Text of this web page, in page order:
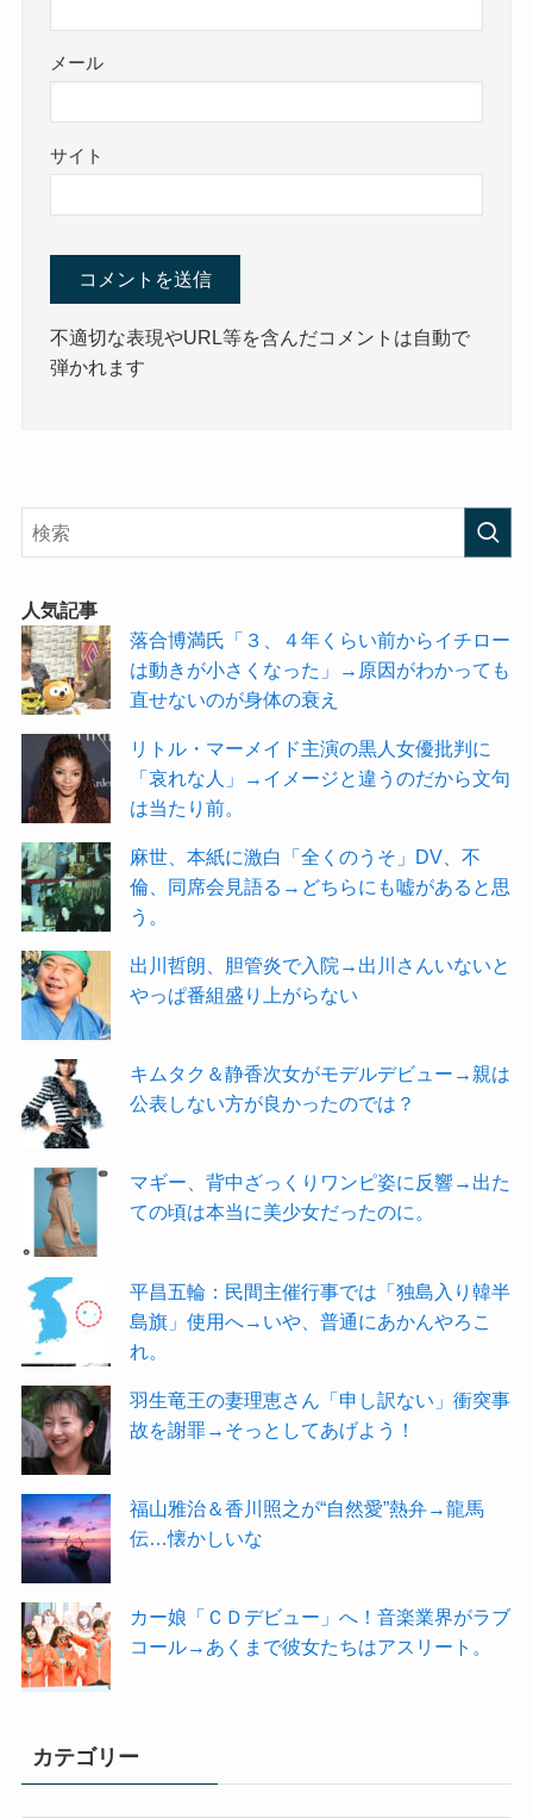
メール
サイト
不適切な表現やURL等を含んだコメントは自動で
弾かれます
人気記事
落合博満氏「３、４年くらい前からイチロー
は動きが小さくなった」→原因がわかっても
直せないのが身体の衰え
リトル・マーメイド主演の黒人女優批判に
「哀れな人」→イメージと違うのだから文句
は当たり前。
麻世、本紙に激白「全くのうそ」DV、不
倫、同席会見語る→どちらにも嘘があると思
う。
出川哲朗、胆管炎で入院→出川さんいないと
やっぱ番組盛り上がらない
キムタク＆静香次女がモデルデビュー→親は
公表しない方が良かったのでは？
マギー、背中ざっくりワンピ姿に反響→出た
ての頃は本当に美少女だったのに。
平昌五輪：民間主催行事では「独島入り韓半
島旗」使用へ→いや、普通にあかんやろこ
れ。
羽生竜王の妻理恵さん「申し訳ない」衝突事
故を謝罪→そっとしてあげよう！
福山雅治＆香川照之が“自然愛”熱弁→龍馬
伝…懐かしいな
カー娘「ＣＤデビュー」へ！音楽業界がラブ
コール→あくまで彼女たちはアスリート。
カテゴリー